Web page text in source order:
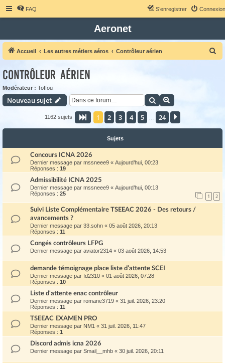
FAQ Connexion
S’enregistrer
Aeronet
Accueil Les autres métiers aéros Contrôleur aérien
e
Contrôleur aérien
Modérateur : Toffou
Nouveau sujet Rechercher
1162 sujets Page 1sur24
1 2 3 4 5 24
Sujets
Concours ICNA 2026
Dernier message par mssneee9 « Aujourd’hui, 00:23
Réponses : 19
Admissibilité ICNA 2025
Dernier message par mssneee9 « Aujourd’hui, 00:13
Réponses : 25 1 2
Suivi Liste Complémentaire TSEEAC 2026 - Des retours /
avancements ?
Dernier message par 33.sohn « 05 août 2026, 20:13
Réponses : 11
Congés contrôleurs LFPG
Dernier message par aviator2314 « 03 août 2026, 14:53
demande témoignage place liste d’attente SCEI
Dernier message par Id2310 « 01 août 2026, 07:28
Réponses : 10
Liste d'attente enac contrôleur
Dernier message par romane3719 « 31 juil. 2026, 23:20
Réponses : 11
TSEEAC EXAMEN PRO
Dernier message par NM1 « 31 juil. 2026, 11:47
Réponses : 1
Discord admis icna 2026
Dernier message par Smail__mhb « 30 juil. 2026, 20:11